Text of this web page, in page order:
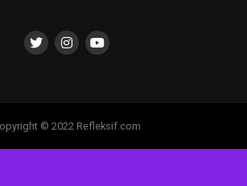
© 2022 Refleksif.com